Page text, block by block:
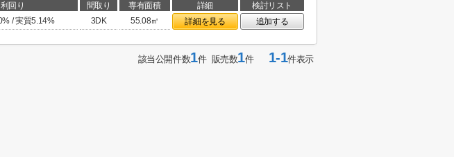
利回り 間取り 専有面積 詳細
検討リスト
/ 実質5.14% 3DK 55.08㎡ 詳細を見る 追加する
該当公開件数1件 販売数1件1-1件表示